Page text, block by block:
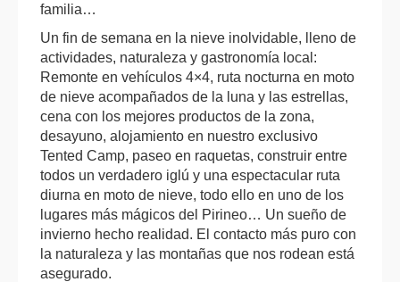
familia…
Un fin de semana en la nieve inolvidable, lleno de
actividades, naturaleza y gastronomía local:
Remonte en vehículos 4×4, ruta nocturna en moto
de nieve acompañados de la luna y las estrellas,
cena con los mejores productos de la zona,
desayuno, alojamiento en nuestro exclusivo
Tented Camp, paseo en raquetas, construir entre
todos un verdadero iglú y una espectacular ruta
diurna en moto de nieve, todo ello en uno de los
lugares más mágicos del Pirineo… Un sueño de
invierno hecho realidad. El contacto más puro con
la naturaleza y las montañas que nos rodean está
asegurado.